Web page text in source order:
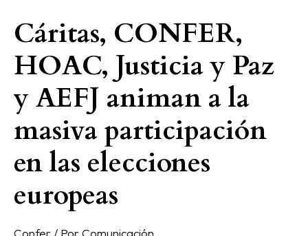
Cáritas, CONFER,
HOAC, Justicia y Paz
y AEFJ animan a la
masiva participación
en las elecciones
europeas
Confer / Por Comunicación
Cáritas,
CONFER,
HOAC,
y
y
AEFJ
animan
a
masiva